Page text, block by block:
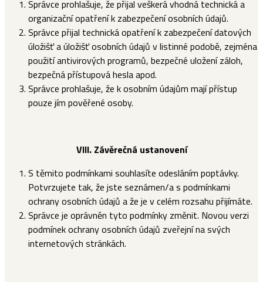
Správce prohlašuje, že přijal veškerá vhodná technická a
organizační opatření k zabezpečení osobních údajů.
Správce přijal technická opatření k zabezpečení datových
úložišť a úložišť osobních údajů v listinné podobě, zejména
použití antivirových programů, bezpečné uložení záloh,
bezpečná přístupová hesla apod.
Správce prohlašuje, že k osobním údajům mají přístup
pouze jím pověřené osoby.
VIII. Závěrečná ustanovení
S těmito podmínkami souhlasíte odesláním poptávky.
Potvrzujete tak, že jste seznámen/a s podmínkami
ochrany osobních údajů a že je v celém rozsahu přijímáte.
Správce je oprávněn tyto podmínky změnit. Novou verzi
podmínek ochrany osobních údajů zveřejní na svých
internetových stránkách.